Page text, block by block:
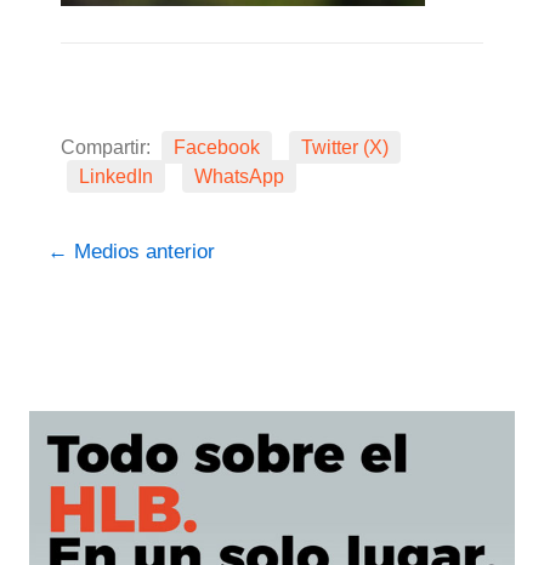
Compartir: Facebook
Twitter (X)
LinkedIn
WhatsApp
← Medios anterior